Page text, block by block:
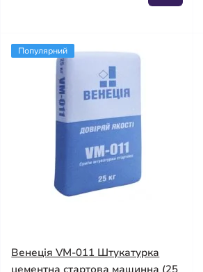
Популярний
Венеція VM-011 Штукатурка
цементна стартова машинна (25